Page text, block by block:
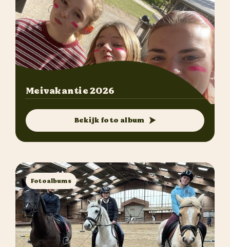
Meivakantie 2026
Bekijk foto album
Fotoalbums